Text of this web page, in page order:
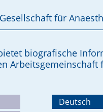
für
biografische
Arbeitsgemeinschaft
Deutsch